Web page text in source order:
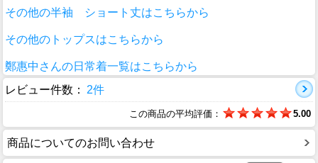
その他の半袖 ショート丈はこちらから
その他のトップスはこちらから
鄭惠中さんの日常着一覧はこちらから
レビュー件数：
2件
この商品の平均評価： 5.00
商品についてのお問い合わせ